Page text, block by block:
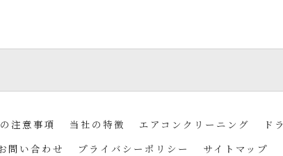
注意事項 当社の特徴 エアコンクリーニング ド
問い合わせ プライバシーポリシー サイトマップ